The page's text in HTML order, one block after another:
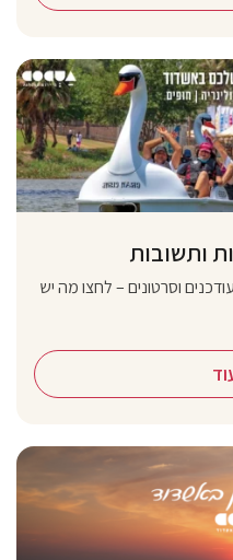
ותשובות
וסרטונים – לחצו מה יש